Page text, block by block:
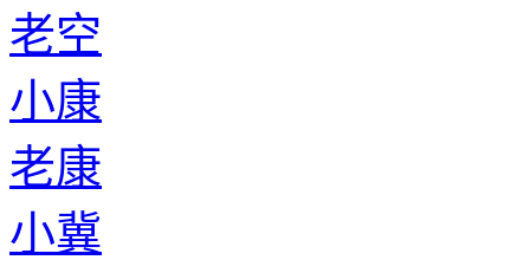
老空
小康
老康
小冀